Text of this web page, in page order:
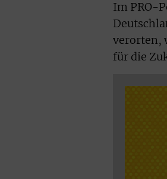
Im PRO-
verorten,
für die